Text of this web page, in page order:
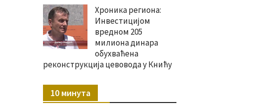
Хроника региона:
Инвестицијом
вредном 205
милиона динара
обухваћена
реконструкција цевовода у Книћу
10 минута